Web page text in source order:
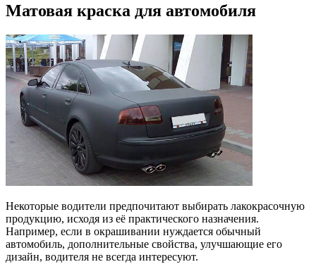
Матовая краска для автомобиля
Некоторые водители предпочитают выбирать лакокрасочную
продукцию, исходя из её практического назначения.
Например, если в окрашивании нуждается обычный
автомобиль, дополнительные свойства, улучшающие его
дизайн, водителя не всегда интересуют.